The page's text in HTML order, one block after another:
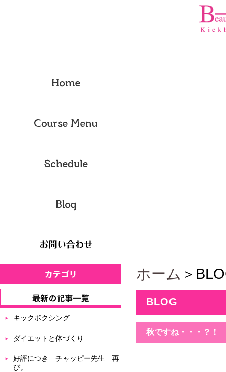
ホーム ＞
BLOG
秋ですね・・・？！
キックボクシング
ダイエットと体づくり
好評につき チャッピー先生 再
び。